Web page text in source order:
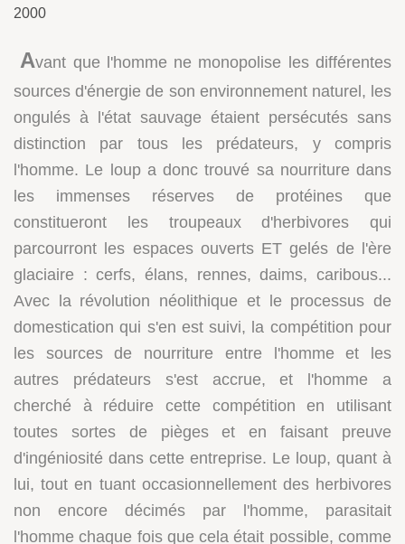
2000
Avant que l'homme ne monopolise les différentes
sources d'énergie de son environnement naturel, les
ongulés à l'état sauvage étaient persécutés sans
distinction par tous les prédateurs, y compris
l'homme. Le loup a donc trouvé sa nourriture dans
les immenses réserves de protéines que
constitueront les troupeaux d'herbivores qui
parcourront les espaces ouverts ET gelés de l'ère
glaciaire : cerfs, élans, rennes, daims, caribous...
Avec la révolution néolithique et le processus de
domestication qui s'en est suivi, la compétition pour
les sources de nourriture entre l'homme et les
autres prédateurs s'est accrue, et l'homme a
cherché à réduire cette compétition en utilisant
toutes sortes de pièges et en faisant preuve
d'ingéniosité dans cette entreprise. Le loup, quant à
lui, tout en tuant occasionnellement des herbivores
non encore décimés par l'homme, parasitait
l'homme chaque fois que cela était possible, comme